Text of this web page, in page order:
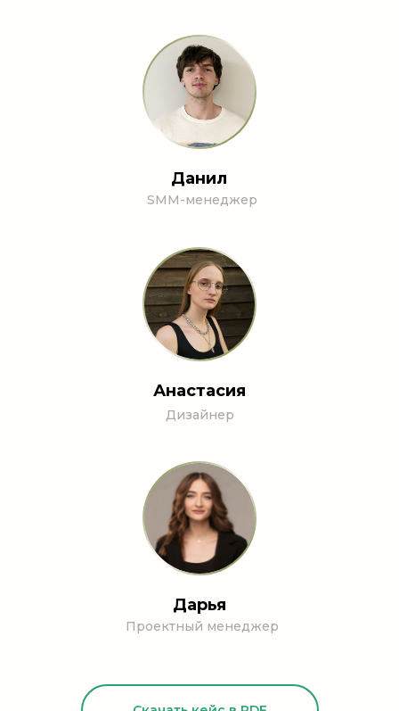
Дарья
Проектный менеджер
Данил
SMM-менеджер
Дизайнер
Анастасия